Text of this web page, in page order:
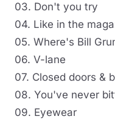
03. Don't you try
04. Like in the
05. Where's Bill
06. V-lane
07. Closed doors &
08. You've never
09. Eyewear